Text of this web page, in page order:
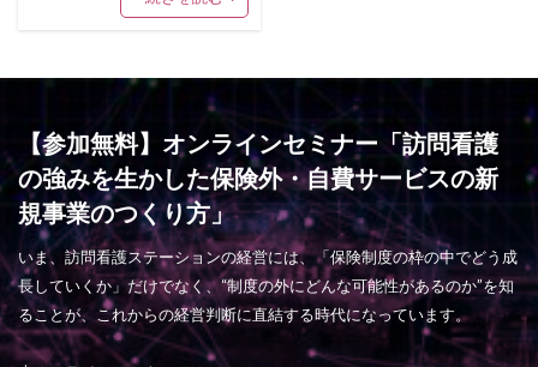
【参加無料】オンラインセミナー「訪問看護
の強みを生かした保険外・自費サービスの新
規事業のつくり方」
いま、訪問看護ステーションの経営には、「保険制度の枠の中でどう成
長していくか」だけでなく、“制度の外にどんな可能性があるのか”を知
ることが、これからの経営判断に直結する時代になっています。